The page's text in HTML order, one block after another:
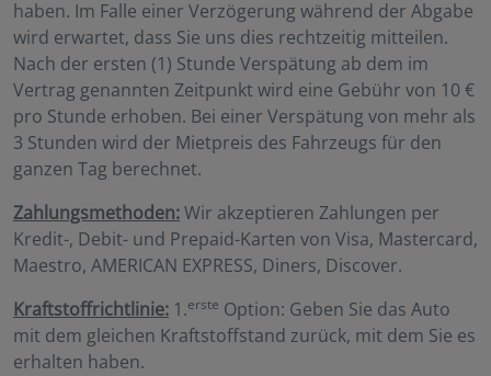
haben. Im Falle einer Verzögerung während der Abgabe
wird erwartet, dass Sie uns dies rechtzeitig mitteilen.
Nach der ersten (1) Stunde Verspätung ab dem im
Vertrag genannten Zeitpunkt wird eine Gebühr von 10 €
pro Stunde erhoben. Bei einer Verspätung von mehr als
3 Stunden wird der Mietpreis des Fahrzeugs für den
ganzen Tag berechnet.
Zahlungsmethoden:Wir akzeptieren Zahlungen per
Kredit-, Debit- und Prepaid-Karten von Visa, Mastercard,
Maestro, AMERICAN EXPRESS, Diners, Discover.
Kraftstoffrichtlinie: 1.erste Option: Geben Sie das Auto
mit dem gleichen Kraftstoffstand zurück, mit dem Sie es
erhalten haben.